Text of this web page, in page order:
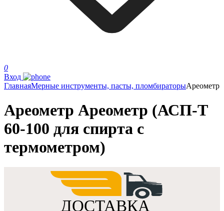
0
Вход
ГлавнаяМерные инструменты, пасты, пломбираторыАреометр
Ареометр Ареометр (АСП-Т
60-100 для спирта с
термометром)